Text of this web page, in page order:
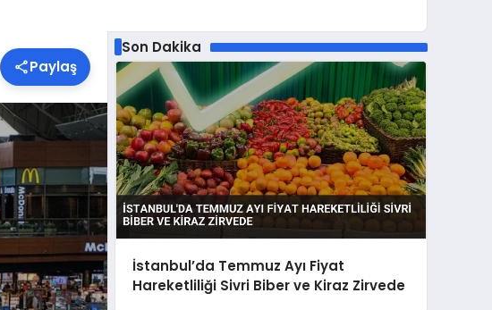
Paylaş
Son Dakika
İstanbul’da Temmuz Ayı Fiyat
Hareketliliği Sivri Biber ve Kiraz Zirvede